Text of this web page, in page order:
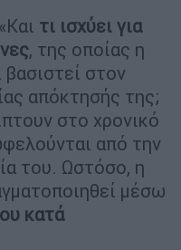
τι ισχύει για
, της οποίας η
στον
απόκτησής της;
στο χρονικό
από την
του. Ωστόσο, η
μέσω
κατά